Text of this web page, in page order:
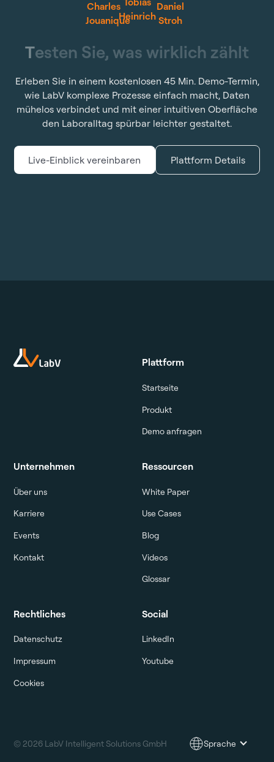
Testen Sie, was wirklich zählt
Erleben Sie in einem kostenlosen 45 Min. Demo-Termin,
wie LabV komplexe Prozesse einfach macht, Daten
mühelos verbindet und mit einer intuitiven Oberfläche
den Laboralltag spürbar leichter gestaltet.
Live-Einblick vereinbaren Plattform Details
Plattform
Startseite
Produkt
Demo anfragen
Unternehmen
Über uns
Karriere
Events
Kontakt
Ressourcen
White Paper
Use Cases
Blog
Videos
Glossar
Rechtliches
Datenschutz
Impressum
Cookies
Social
LinkedIn
Youtube
© 2026 LabV Intelligent Solutions GmbH Sprache